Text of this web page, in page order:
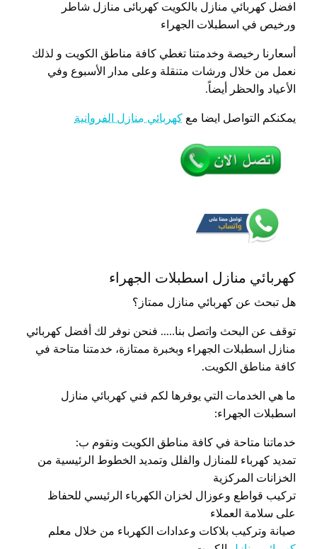
افضل كهربائي منازل بالكويت كهربائى منازل شاطر
ورخيص في اسطبلات الجهراء
أسعارنا رخيصة وخدمتنا تغطي كافة مناطق الكويت و لذلك
نعمل من خلال ورشات متنقلة وعلى مدار الأسبوع وفي
الأعياد والحظر أيضاً.
يمكنكم التواصل ايضا مع كهربائي منازل الفروانية
كهربائي منازل اسطبلات الجهراء
هل تبحث عن كهربائي منازل ممتاز؟
توقف عن البحث واتصل بنا….. فنحن نوفر لك أفضل كهربائي
منازل اسطبلات الجهراء وبخبرة ممتازة، خدمتنا متاحة في
كافة مناطق الكويت.
ما هي الخدمات التي يوفرها لكم فني كهربائي منازل
اسطبلات الجهراء:
خدماتنا متاحة في كافة مناطق الكويت ونقوم ب:
تمديد كهرباء للمنازل والفلل وتمديد الخطوط الرئيسية من
الخزانات المركزية
تركيب قواطع وعوزال لخزان الكهرباء الرئيسي للحفاظ
على سلامة العملاء
صيانة وتركيب بلاكات وعدادات الكهرباء من خلال معلم